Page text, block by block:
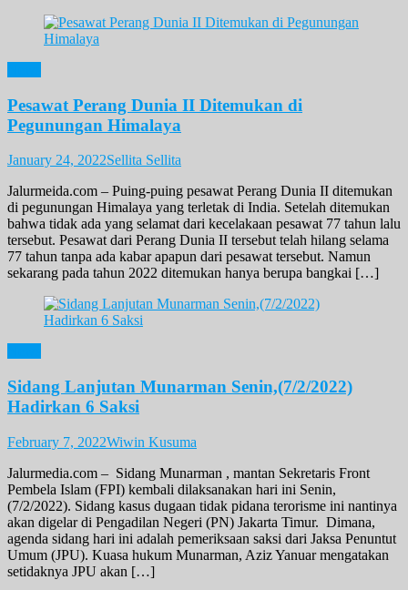
Pesawat Perang Dunia II Ditemukan di
Pegunungan Himalaya
January 24, 2022Sellita Sellita
Jalurmeida.com – Puing-puing pesawat Perang Dunia II ditemukan
di pegunungan Himalaya yang terletak di India. Setelah ditemukan
bahwa tidak ada yang selamat dari kecelakaan pesawat 77 tahun lalu
tersebut. Pesawat dari Perang Dunia II tersebut telah hilang selama
77 tahun tanpa ada kabar apapun dari pesawat tersebut. Namun
sekarang pada tahun 2022 ditemukan hanya berupa bangkai […]
Sidang Lanjutan Munarman Senin,(7/2/2022)
Hadirkan 6 Saksi
February 7, 2022Wiwin Kusuma
Jalurmedia.com – Sidang Munarman , mantan Sekretaris Front
Pembela Islam (FPI) kembali dilaksanakan hari ini Senin,
(7/2/2022). Sidang kasus dugaan tidak pidana terorisme ini nantinya
akan digelar di Pengadilan Negeri (PN) Jakarta Timur. Dimana,
agenda sidang hari ini adalah pemeriksaan saksi dari Jaksa Penuntut
Umum (JPU). Kuasa hukum Munarman, Aziz Yanuar mengatakan
setidaknya JPU akan […]